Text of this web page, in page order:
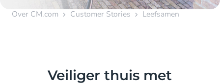
Over CM.com Customer Stories Leefsamen
Veiliger thuis met